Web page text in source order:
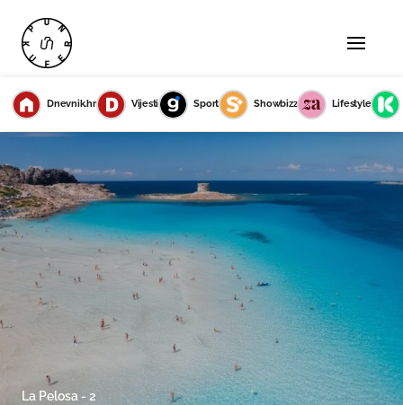
Dnevnik.hr Vijesti Sport Showbizz Lifestyle
La Pelosa - 2